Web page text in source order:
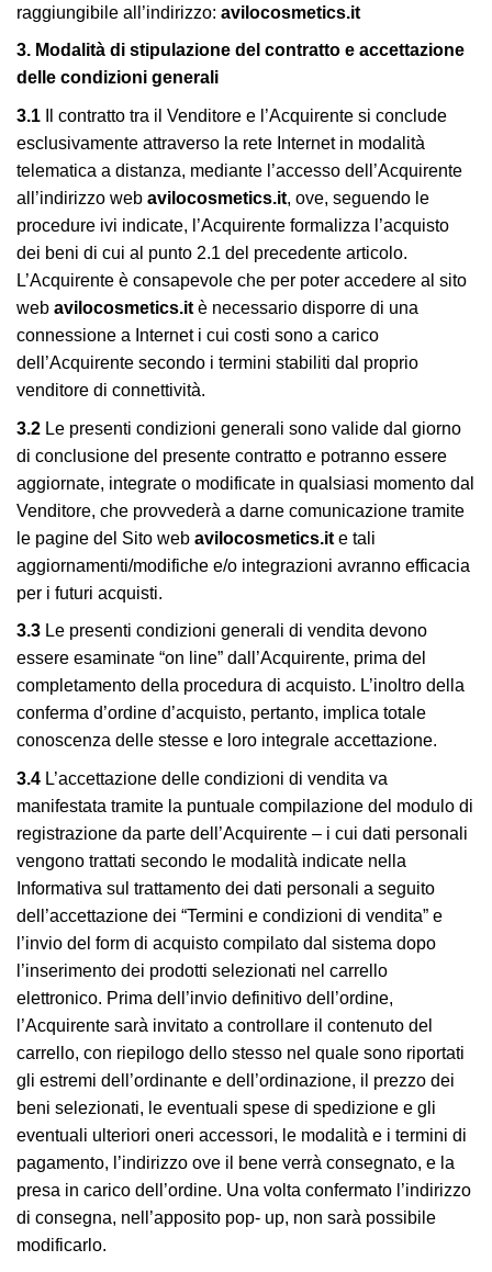
raggiungibile all’indirizzo: avilocosmetics.it
3. Modalità di stipulazione del contratto e accettazione
delle condizioni generali
3.1 Il contratto tra il Venditore e l’Acquirente si conclude
esclusivamente attraverso la rete Internet in modalità
telematica a distanza, mediante l’accesso dell’Acquirente
all’indirizzo web avilocosmetics.it, ove, seguendo le
procedure ivi indicate, l’Acquirente formalizza l’acquisto
dei beni di cui al punto 2.1 del precedente articolo.
L’Acquirente è consapevole che per poter accedere al sito
web avilocosmetics.it è necessario disporre di una
connessione a Internet i cui costi sono a carico
dell’Acquirente secondo i termini stabiliti dal proprio
venditore di connettività.
3.2 Le presenti condizioni generali sono valide dal giorno
di conclusione del presente contratto e potranno essere
aggiornate, integrate o modificate in qualsiasi momento dal
Venditore, che provvederà a darne comunicazione tramite
le pagine del Sito web avilocosmetics.it e tali
aggiornamenti/modifiche e/o integrazioni avranno efficacia
per i futuri acquisti.
3.3 Le presenti condizioni generali di vendita devono
essere esaminate “on line” dall’Acquirente, prima del
completamento della procedura di acquisto. L’inoltro della
conferma d’ordine d’acquisto, pertanto, implica totale
conoscenza delle stesse e loro integrale accettazione.
3.4 L’accettazione delle condizioni di vendita va
manifestata tramite la puntuale compilazione del modulo di
registrazione da parte dell’Acquirente – i cui dati personali
vengono trattati secondo le modalità indicate nella
Informativa sul trattamento dei dati personali a seguito
dell’accettazione dei “Termini e condizioni di vendita” e
l’invio del form di acquisto compilato dal sistema dopo
l’inserimento dei prodotti selezionati nel carrello
elettronico. Prima dell’invio definitivo dell’ordine,
l’Acquirente sarà invitato a controllare il contenuto del
carrello, con riepilogo dello stesso nel quale sono riportati
gli estremi dell’ordinante e dell’ordinazione, il prezzo dei
beni selezionati, le eventuali spese di spedizione e gli
eventuali ulteriori oneri accessori, le modalità e i termini di
pagamento, l’indirizzo ove il bene verrà consegnato, e la
presa in carico dell’ordine. Una volta confermato l’indirizzo
di consegna, nell’apposito pop- up, non sarà possibile
modificarlo.